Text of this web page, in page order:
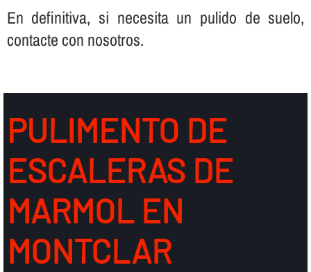
En definitiva, si necesita un pulido de suelo,
contacte con nosotros.
PULIMENTO DE
ESCALERAS DE
MARMOL EN
MONTCLAR